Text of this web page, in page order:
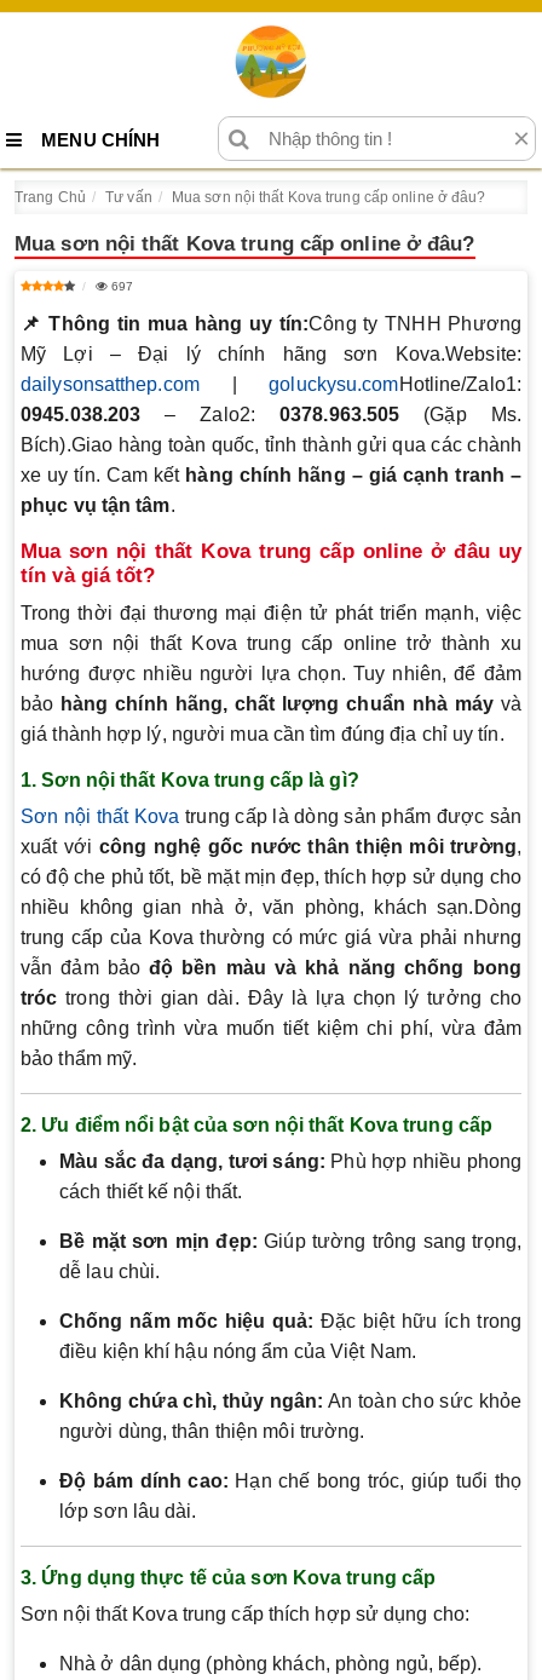
MENU CHÍNH ×
Trang Chủ Tư vấn Mua sơn nội thất Kova trung cấp online ở đâu?
Mua sơn nội thất Kova trung cấp online ở đâu?
697
📌 Thông tin mua hàng uy tín:Công ty TNHH Phương
Mỹ Lợi – Đại lý chính hãng sơn Kova.Website:
dailysonsatthep.com|goluckysu.comHotline/Zalo1:
0945.038.203 – Zalo2:0378.963.505 (Gặp Ms.
Bích).Giao hàng toàn quốc, tỉnh thành gửi qua các chành
xe uy tín. Cam kết hàng chính hãng – giá cạnh tranh –
phục vụ tận tâm.
Mua sơn nội thất Kova trung cấp online ở đâu uy
tín và giá tốt?
Trong thời đại thương mại điện tử phát triển mạnh, việc
mua sơn nội thất Kova trung cấp online trở thành xu
hướng được nhiều người lựa chọn. Tuy nhiên, để đảm
bảo hàng chính hãng, chất lượng chuẩn nhà máy và
giá thành hợp lý, người mua cần tìm đúng địa chỉ uy tín.
1. Sơn nội thất Kova trung cấp là gì?
Sơn nội thất Kova trung cấp là dòng sản phẩm được sản
xuất với công nghệ gốc nước thân thiện môi trường,
có độ che phủ tốt, bề mặt mịn đẹp, thích hợp sử dụng cho
nhiều không gian nhà ở, văn phòng, khách sạn.Dòng
trung cấp của Kova thường có mức giá vừa phải nhưng
vẫn đảm bảođộ bền màu và khả năng chống bong
tróc trong thời gian dài. Đây là lựa chọn lý tưởng cho
những công trình vừa muốn tiết kiệm chi phí, vừa đảm
bảo thẩm mỹ.
2. Ưu điểm nổi bật của sơn nội thất Kova trung cấp
Màu sắc đa dạng, tươi sáng: Phù hợp nhiều phong
cách thiết kế nội thất.
Bề mặt sơn mịn đẹp: Giúp tường trông sang trọng,
dễ lau chùi.
Chống nấm mốc hiệu quả: Đặc biệt hữu ích trong
điều kiện khí hậu nóng ẩm của Việt Nam.
Không chứa chì, thủy ngân: An toàn cho sức khỏe
người dùng, thân thiện môi trường.
Độ bám dính cao: Hạn chế bong tróc, giúp tuổi thọ
lớp sơn lâu dài.
3. Ứng dụng thực tế của sơn Kova trung cấp
Sơn nội thất Kova trung cấp thích hợp sử dụng cho:
Nhà ở dân dụng (phòng khách, phòng ngủ, bếp).